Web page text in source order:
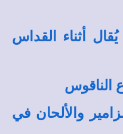
أثناء القداس
الناقوس
والألحان في